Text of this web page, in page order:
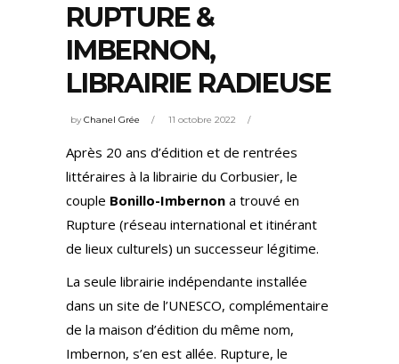
RUPTURE &
IMBERNON,
LIBRAIRIE RADIEUSE
byChanel Grée 11 octobre 2022
Après 20 ans d’édition et de rentrées
littéraires à la librairie du Corbusier, le
couple Bonillo-Imbernon a trouvé en
Rupture (réseau international et itinérant
de lieux culturels) un successeur légitime.
La seule librairie indépendante installée
dans un site de l’UNESCO, complémentaire
de la maison d’édition du même nom,
Imbernon, s’en est allée. Rupture, le